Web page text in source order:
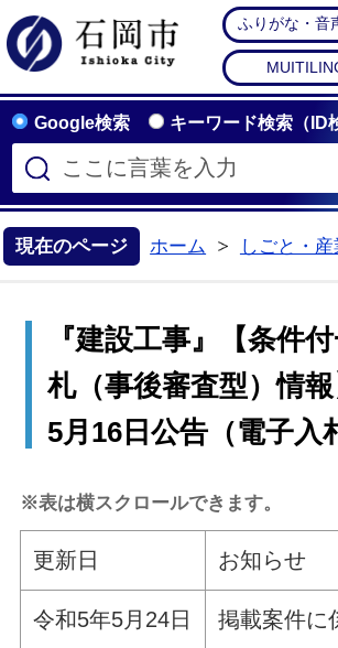
石岡市
ふりがな・音
Google検索 キーワード検索（ID
現在のページ ホーム
しごと・
『建設工事』【条件
札（事後審査型）情
5月16日公告（電子入
※表は横スクロールできます。
更新日 お知らせ
令和5年5月24日 掲載案件に